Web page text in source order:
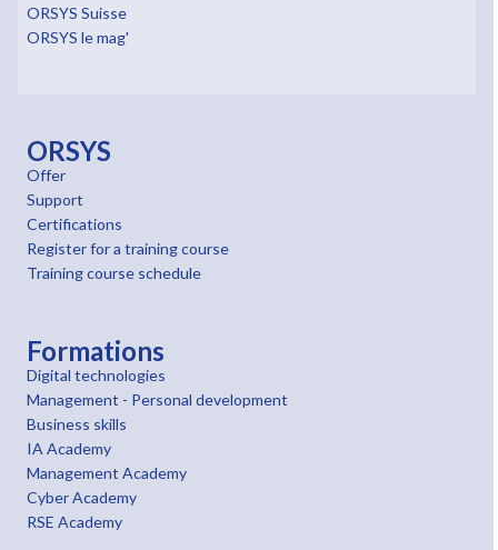
ORSYS Suisse
ORSYS le mag'
ORSYS
Offer
Support
Certifications
Register for a training course
Training course schedule
Formations
Digital technologies
Management - Personal development
Business skills
IA Academy
Management Academy
Cyber Academy
RSE Academy